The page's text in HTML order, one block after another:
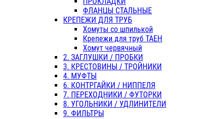
ФЛАНЦЫ СТАЛЬНЫЕ
КРЕПЕЖИ ДЛЯ ТРУБ
Хомуты со шпилькой
Крепежи для труб ТАЕН
Хомут червячный
2. ЗАГЛУШКИ / ПРОБКИ
3. КРЕСТОВИНЫ / ТРОЙНИКИ
4. МУФТЫ
6. КОНТРГАЙКИ / НИППЕЛЯ
7. ПЕРЕХОДНИКИ / ФУТОРКИ
8. УГОЛЬНИКИ / УДЛИНИТЕЛИ
9. ФИЛЬТРЫ